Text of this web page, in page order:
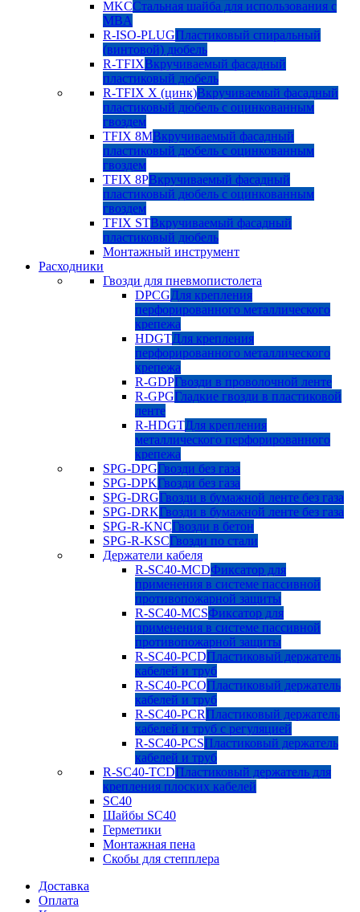
MKCСтальная шайба для использования с
MBA
R-ISO-PLUGПластиковый спиральный
(винтовой) дюбель
R-TFIXВкручиваемый фасадный
пластиковый дюбель
R-TFIX X (цинк)Вкручиваемый фасадный
пластиковый дюбель с оцинкованным
гвоздем
TFIX 8MВкручиваемый фасадный
пластиковый дюбель с оцинкованным
гвоздем
TFIX 8PВкручиваемый фасадный
пластиковый дюбель с оцинкованным
гвоздем
TFIX STВкручиваемый фасадный
пластиковый дюбель
Монтажный инструмент
Расходники
Гвозди для пневмопистолета
DPCGДля крепления
перфорированного металлического
крепежа
HDGTДля крепления
перфорированного металлического
крепежа
R-GDPГвозди в проволочной ленте
R-GPGГладкие гвозди в пластиковой
ленте
R-HDGTДля крепления
металлического перфорированного
крепежа
SPG-DPGГвозди без газа
SPG-DPKГвозди без газа
SPG-DRGГвозди в бумажной ленте без газа
SPG-DRKГвозди в бумажной ленте без газа
SPG-R-KNCГвозди в бетон
SPG-R-KSCГвозди по стали
Держатели кабеля
R-SC40-MCDФиксатор для
применения в системе пассивной
противопожарной защиты
R-SC40-MCSФиксатор для
применения в системе пассивной
противопожарной защиты
R-SC40-PCDПластиковый держатель
кабелей и труб
R-SC40-PCOПластиковый держатель
кабелей и труб
R-SC40-PCRПластиковый держатель
кабелей и труб с регуляцией
R-SC40-PCSПластиковый держатель
кабелей и труб
R-SC40-TCDПластиковый держатель для
крепления плоских кабелей
SC40
Шайбы SC40
Герметики
Монтажная пена
Скобы для степплера
Доставка
Оплата